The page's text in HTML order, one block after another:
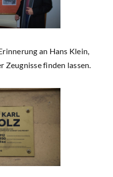
an Hans Klein,
Zeugnisse finden lassen.